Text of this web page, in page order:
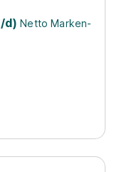
d) Netto Marken-